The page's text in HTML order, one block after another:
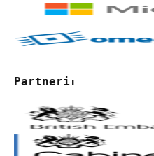
Partneri: